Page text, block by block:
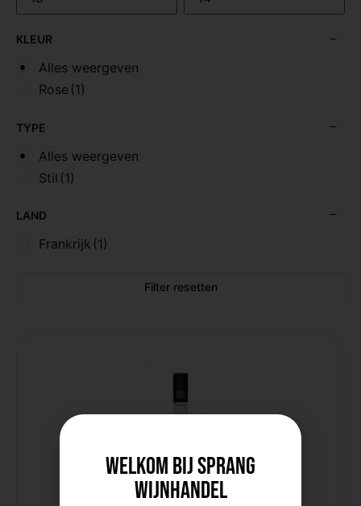
KLEUR
Alles weergeven
Rose (1)
TYPE
Alles weergeven
Stil (1)
LAND
Frankrijk (1)
Filter resetten
Welkom bij Sprang
Wijnhandel